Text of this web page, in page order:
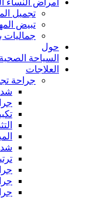
أمراض النساء
تجميل
تبيض
جماليات
حول
السياحة الصحية
العلاجات
جراحة
شد
شد